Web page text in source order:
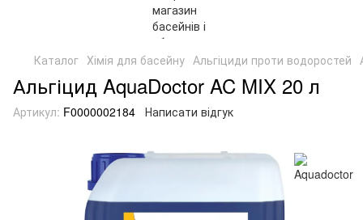
Каталог Хімія для басейну Альгіциди проти водоростей
Альгіцид AquaDoctor AC MIX 20 л
Артикул: F0000002184 Написати відгук